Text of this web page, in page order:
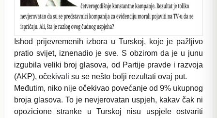
Ishod prijevremenih izbora u Turskoj, koje je pažljivo
pratio svijet, iznenadio je sve. S obzirom da je u junu
izgubila veliki broj glasova, od Partije pravde i razvoja
(AKP), očekivali su se nešto bolji rezultati ovaj put.
Međutim, niko nije očekivao povećanje od 9% ukupnog
broja glasova. To je nevjerovatan uspjeh, kakav čak ni
opozicione stranke u Turskoj nisu uspjele ostvariti